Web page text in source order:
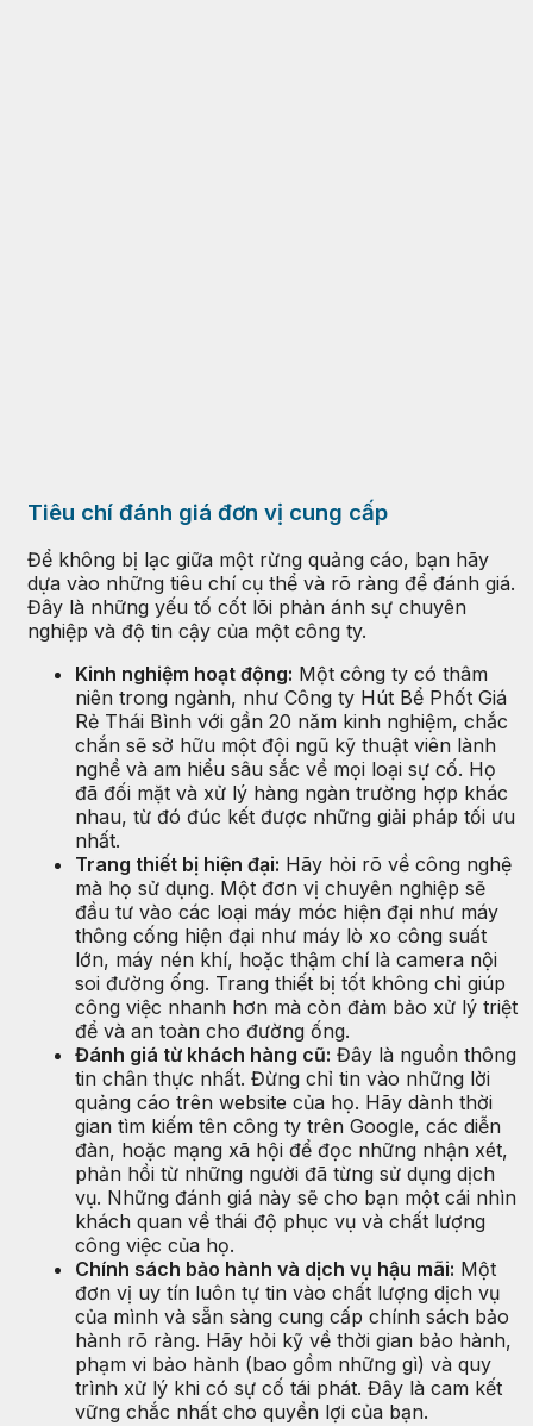
Tiêu chí đánh giá đơn vị cung cấp
Để không bị lạc giữa một rừng quảng cáo, bạn hãy
dựa vào những tiêu chí cụ thể và rõ ràng để đánh giá.
Đây là những yếu tố cốt lõi phản ánh sự chuyên
nghiệp và độ tin cậy của một công ty.
Kinh nghiệm hoạt động: Một công ty có thâm
niên trong ngành, như Công ty Hút Bể Phốt Giá
Rẻ Thái Bình với gần 20 năm kinh nghiệm, chắc
chắn sẽ sở hữu một đội ngũ kỹ thuật viên lành
nghề và am hiểu sâu sắc về mọi loại sự cố. Họ
đã đối mặt và xử lý hàng ngàn trường hợp khác
nhau, từ đó đúc kết được những giải pháp tối ưu
nhất.
Trang thiết bị hiện đại: Hãy hỏi rõ về công nghệ
mà họ sử dụng. Một đơn vị chuyên nghiệp sẽ
đầu tư vào các loại máy móc hiện đại như máy
thông cống hiện đại như máy lò xo công suất
lớn, máy nén khí, hoặc thậm chí là camera nội
soi đường ống. Trang thiết bị tốt không chỉ giúp
công việc nhanh hơn mà còn đảm bảo xử lý triệt
để và an toàn cho đường ống.
Đánh giá từ khách hàng cũ: Đây là nguồn thông
tin chân thực nhất. Đừng chỉ tin vào những lời
quảng cáo trên website của họ. Hãy dành thời
gian tìm kiếm tên công ty trên Google, các diễn
đàn, hoặc mạng xã hội để đọc những nhận xét,
phản hồi từ những người đã từng sử dụng dịch
vụ. Những đánh giá này sẽ cho bạn một cái nhìn
khách quan về thái độ phục vụ và chất lượng
công việc của họ.
Chính sách bảo hành và dịch vụ hậu mãi: Một
đơn vị uy tín luôn tự tin vào chất lượng dịch vụ
của mình và sẵn sàng cung cấp chính sách bảo
hành rõ ràng. Hãy hỏi kỹ về thời gian bảo hành,
phạm vi bảo hành (bao gồm những gì) và quy
trình xử lý khi có sự cố tái phát. Đây là cam kết
vững chắc nhất cho quyền lợi của bạn.